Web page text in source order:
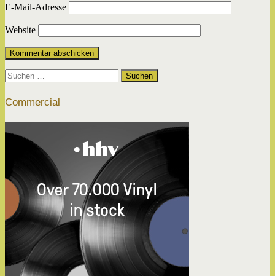
E-Mail-Adresse
Website
Suchen
nach:
Commercial